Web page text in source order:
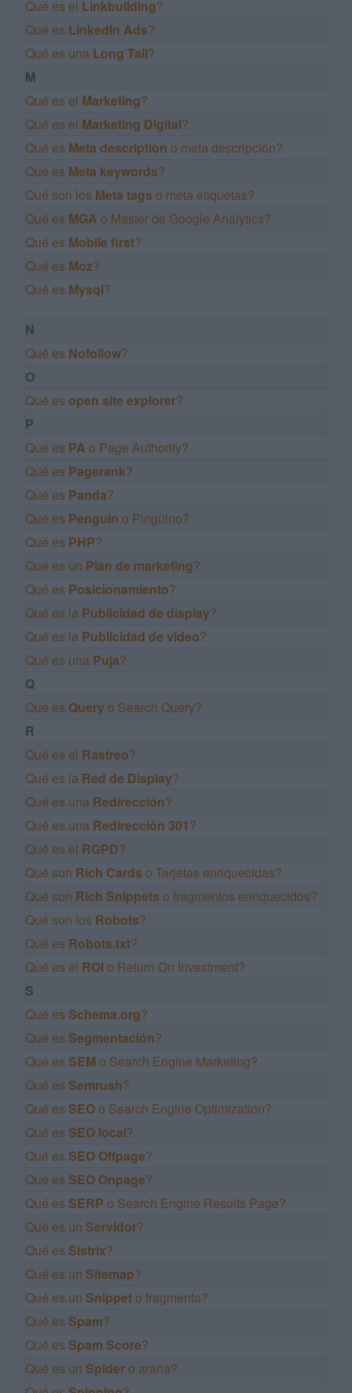
Qué es el Linkbuilding?
Qué es LinkedIn Ads?
Qué es una Long Tail?
M
Qué es el Marketing?
Qué es el Marketing Digital?
Qué es Meta description o meta descripción?
Qué es Meta keywords?
Qué son los Meta tags o meta etiquetas?
Qué es MGA o Master de Google Analytics?
Qué es Mobile first?
Qué es Moz?
Qué es Mysql?
N
Qué es Nofollow?
O
Qué es open site explorer?
P
Qué es PA o Page Authority?
Qué es Pagerank?
Qué es Panda?
Qué es Penguin o Pingüino?
Qué es PHP?
Qué es un Plan de marketing?
Qué es Posicionamiento?
Qué es la Publicidad de display?
Qué es la Publicidad de video?
Qué es una Puja?
Q
Qué es Queryo Search Query?
R
Qué es el Rastreo?
Qué es la Red de Display?
Qué es una Redirección?
Qué es una Redirección 301?
Qué es el RGPD?
Qué son Rich Cards o Tarjetas enriquecidas?
Qué son Rich Snippets o fragmentos enriquecidos?
Qué son los Robots?
Qué es Robots.txt?
Qué es el ROIo Return On Investment?
S
Qué es Schema.org?
Qué es Segmentación?
Qué es SEMo Search Engine Marketing?
Qué es Semrush?
Qué es SEOo Search Engine Optimization?
Qué es SEO local?
Qué es SEO Offpage?
Qué es SEO Onpage?
Qué es SERP o Search Engine Results Page?
Qué es un Servidor?
Qué es Sistrix?
Qué es un Sitemap?
Qué es un Snippeto fragmento?
Qué es Spam?
Qué es Spam Score?
Qué es un Spidero araña?